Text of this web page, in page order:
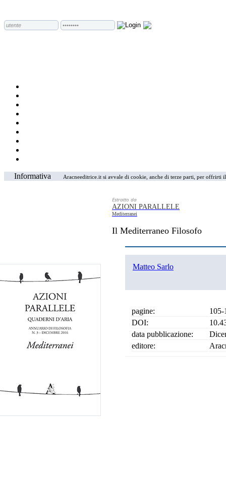
Informativa Aracneeditrice.it si avvale di cookie, anche di terze parti, per
Estratto da
AZIONI PARALLELE
Mediterranei
Il Mediterraneo Filosofo
Matteo Sarlo
pagine:
105-
DOI:
data pubblicazione:
editore: